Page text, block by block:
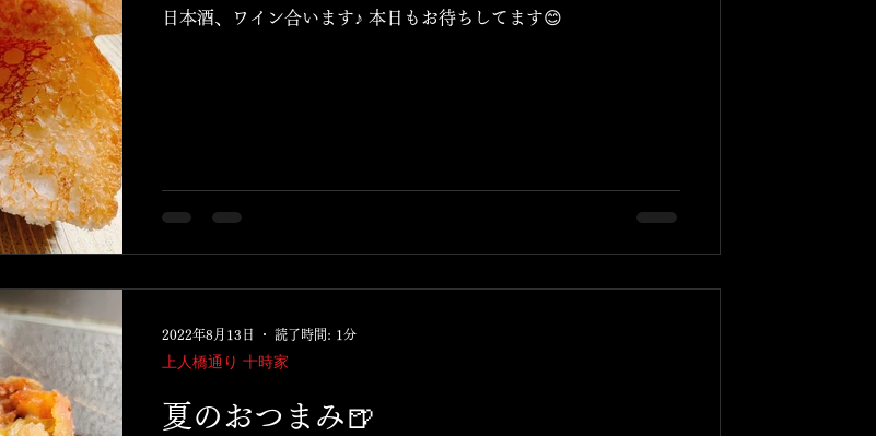
日本酒、ワイン合います♪ 本日もお待ちしてます😊
夏のおつまみ🍺
上人橋通り 十時家
2022年8月13日 読了時間: 1分